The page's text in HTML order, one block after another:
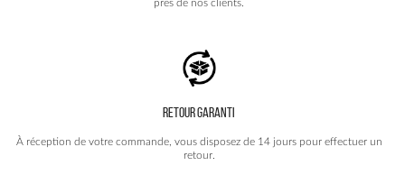
près de nos clients.
RETOUR GARANTI
À réception de votre commande, vous disposez de 14 jours pour effectuer un
retour.